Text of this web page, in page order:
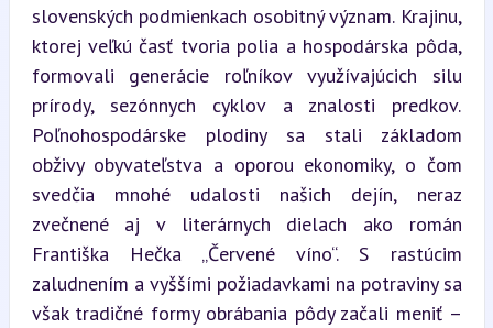
slovenských podmienkach osobitný význam. Krajinu,
ktorej veľkú časť tvoria polia a hospodárska pôda,
formovali generácie roľníkov využívajúcich silu
prírody, sezónnych cyklov a znalosti predkov.
Poľnohospodárske plodiny sa stali základom
obživy obyvateľstva a oporou ekonomiky, o čom
svedčia mnohé udalosti našich dejín, neraz
zvečnené aj v literárnych dielach ako román
Františka Hečka „Červené víno“. S rastúcim
zaludnením a vyššími požiadavkami na potraviny sa
však tradičné formy obrábania pôdy začali meniť –